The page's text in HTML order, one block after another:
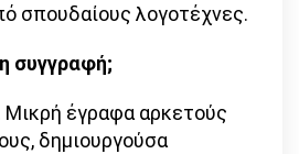
σπουδαίους λογοτέχνες.
συγγραφή;
έγραφα αρκετούς
δημιουργούσα